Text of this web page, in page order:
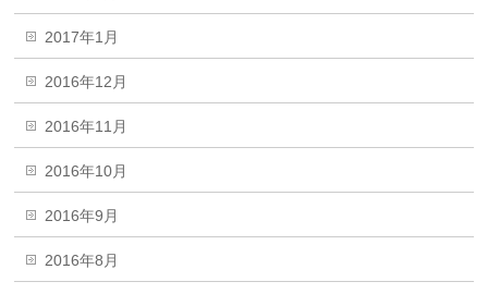
2017年1月
2016年12月
2016年11月
2016年10月
2016年9月
2016年8月